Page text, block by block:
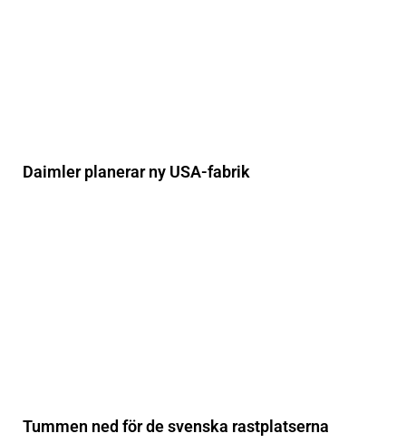
Daimler planerar ny USA-fabrik
Tummen ned för de svenska rastplatserna